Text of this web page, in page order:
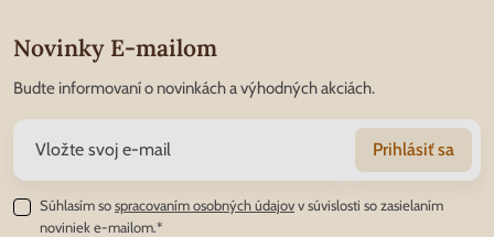
Novinky E-mailom
Budte informovaní o novinkách a výhodných akciách.
Prihlásiť sa
Súhlasím sospracovaním osobných údajovv súvislosti so zasielaním
noviniek e-mailom.*